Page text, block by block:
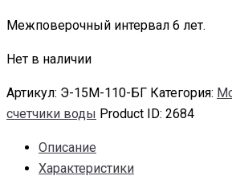
Межповерочный интервал 6 лет.
Нет в наличии
Артикул: Э-15М-110-БГ Категория:
счетчики воды Product ID: 2684
Описание
Характеристики